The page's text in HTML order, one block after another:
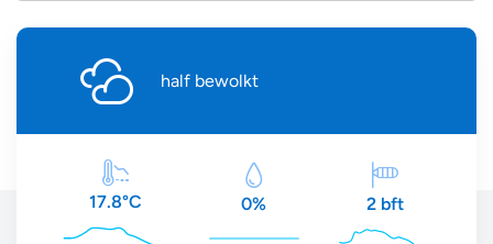
half bewolkt
17.8°C 0% 2 bft